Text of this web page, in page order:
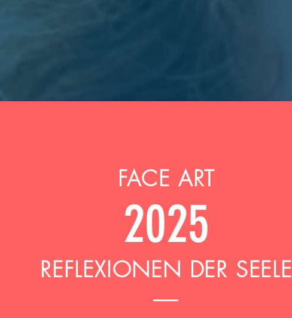
FACE ART
2025
REFLEXIONEN DER SEELE